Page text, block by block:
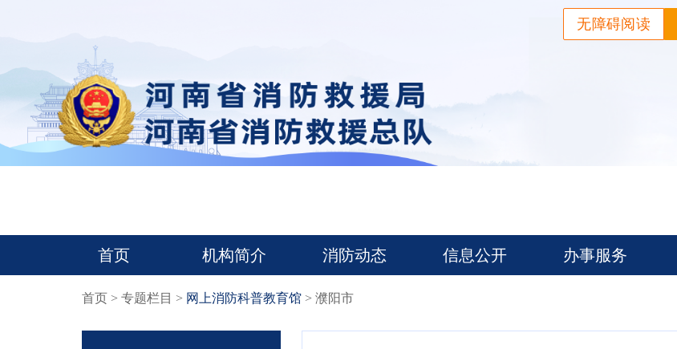
无障碍阅读
首页 机构简介 消防动态 信息公开 办事服务
首页 > 专题栏目 > 网上消防科普教育馆 > 濮阳市